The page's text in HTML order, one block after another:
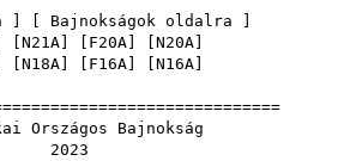
Bajnokságok oldalra
N21A F20A N20A
N18A F16A N16A
Bajnokság